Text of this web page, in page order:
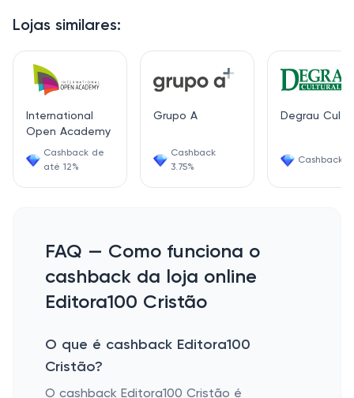
Lojas similares:
International
Open Academy
Cashback de
até 12%
Grupo A
Cashback
3.75%
Degrau
Cashback
FAQ — Como funciona o
cashback da loja online
Editora100 Cristão
O que é cashback Editora100
Cristão?
O cashback Editora100 Cristão é